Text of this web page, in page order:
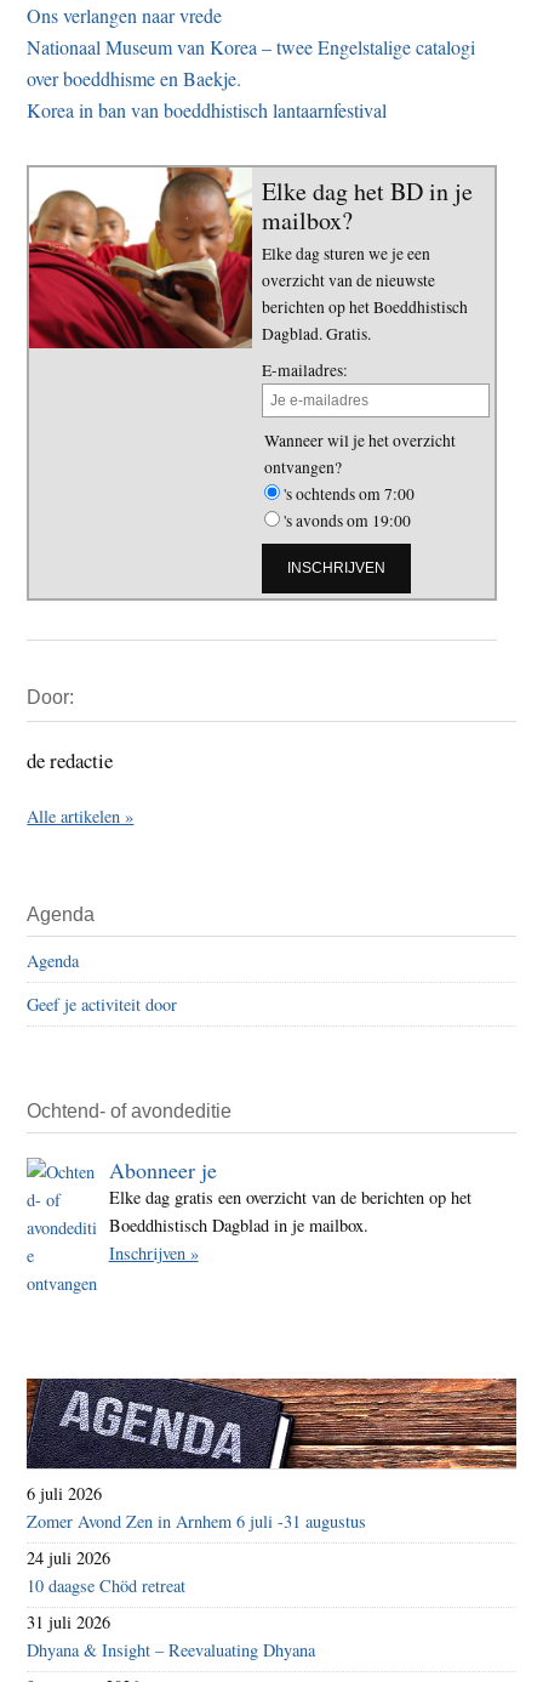
Ons verlangen naar vrede
Nationaal Museum van Korea – twee Engelstalige catalogi
over boeddhisme en Baekje.
Korea in ban van boeddhistisch lantaarnfestival
Elke dag het BD in je
mailbox?
Elke dag sturen we je een
overzicht van de nieuwste
berichten op het Boeddhistisch
Dagblad. Gratis.
E-mailadres:
Wanneer wil je het overzicht
ontvangen?
's ochtends om 7:00
's avonds om 19:00
Sidebar
Door:
de redactie
Alle artikelen »
Agenda
Agenda
Geef je activiteit door
Ochtend- of avondeditie
Abonneer je
Elke dag gratis een overzicht van de berichten op het
Boeddhistisch Dagblad in je mailbox.
Inschrijven »
6 juli 2026
Zomer Avond Zen in Arnhem 6 juli -31 augustus
24 juli 2026
10 daagse Chöd retreat
31 juli 2026
Dhyana & Insight – Reevaluating Dhyana